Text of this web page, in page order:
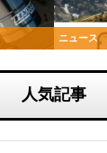
ニュース
人気記事